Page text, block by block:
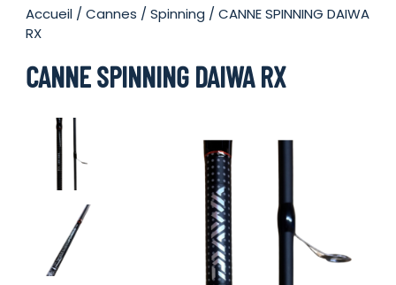
Accueil /Cannes /Spinning / CANNE SPINNING DAIWA
RX
CANNE SPINNING DAIWA RX